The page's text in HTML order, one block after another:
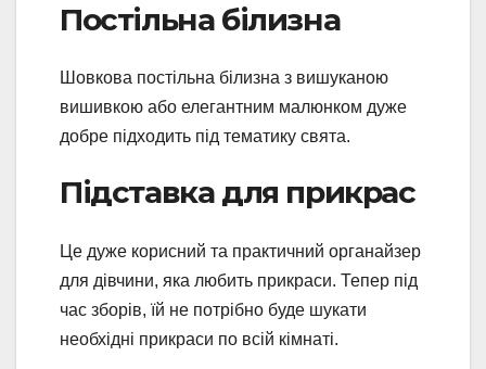
Постільна білизна
Шовкова постільна білизна з вишуканою
вишивкою або елегантним малюнком дуже
добре підходить під тематику свята.
Підставка для прикрас
Це дуже корисний та практичний органайзер
для дівчини, яка любить прикраси. Тепер під
час зборів, їй не потрібно буде шукати
необхідні прикраси по всій кімнаті.